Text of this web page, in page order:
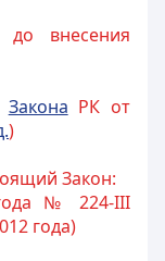
до внесения
Закона РК от
)
Закон:
№ 224-III
года)